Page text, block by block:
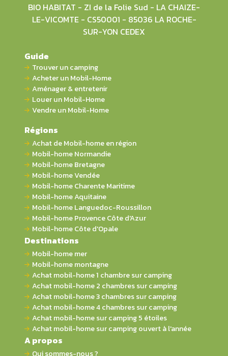
BIO HABITAT - ZI de la Folie Sud - LA CHAIZE-
LE-VICOMTE - CS50001 - 85036 LA ROCHE-
SUR-YON CEDEX
Guide
Trouver un camping
Acheter un Mobil-Home
Aménager & entretenir
Louer un Mobil-Home
Vendre un Mobil-Home
Régions
Achat de Mobil-home en région
Mobil-home Normandie
Mobil-home Bretagne
Mobil-home Vendée
Mobil-home Charente Maritime
Mobil-home Aquitaine
Mobil-home Languedoc-Roussillon
Mobil-home Provence Côte d'Azur
Mobil-home Côte d'Opale
Destinations
Mobil-home mer
Mobil-home montagne
Achat mobil-home 1 chambre sur camping
Achat mobil-home 2 chambres sur camping
Achat mobil-home 3 chambres sur camping
Achat mobil-home 4 chambres sur camping
Achat mobil-home sur camping 5 étoiles
Achat mobil-home sur camping ouvert à l'année
A propos
Qui sommes-nous ?